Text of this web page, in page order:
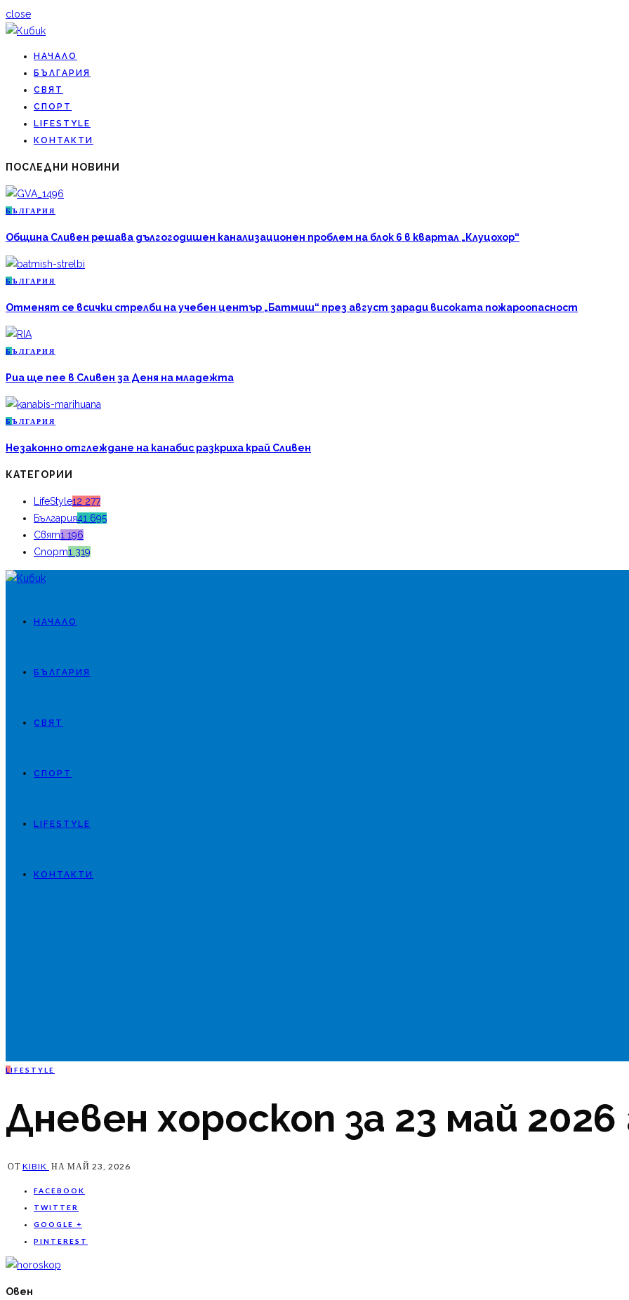
close
НАЧАЛО
БЪЛГАРИЯ
СВЯТ
СПОРТ
LIFESTYLE
КОНТАКТИ
ПОСЛЕДНИ НОВИНИ
Б ЪЛГАРИЯ
Община Сливен решава дългогодишен канализационен проблем на блок 6 в квартал „Клуцохор“
Б ЪЛГАРИЯ
Отменят се всички стрелби на учебен център „Батмиш“ през август заради високата пожароопасност
Б ЪЛГАРИЯ
Риа ще пее в Сливен за Деня на младежта
Б ЪЛГАРИЯ
Незаконно отглеждане на канабис разкриха край Сливен
КАТЕГОРИИ
LifeStyle12 277
България41 695
Свят1 196
Спорт1 319
НАЧАЛО
БЪЛГАРИЯ
СВЯТ
СПОРТ
LIFESTYLE
КОНТАКТИ
L IFESTYLE
Дневен хороскоп за 23 май 2026
ОТ KIBIK НА МАЙ 23, 2026
FACEBOOK
TWITTER
GOOGLE +
PINTEREST
Овен